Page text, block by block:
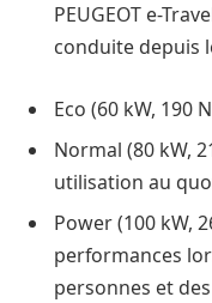
PEUGEOT e-
conduite depuis
Eco (60 kW, 190
Normal (80 kW,
utilisation au
Power (100 kW,
performances
personnes et